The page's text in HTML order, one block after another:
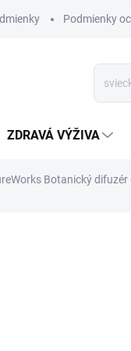
Podmienky
ZDRAVÁ VÝŽIVA
Botanický difuzér